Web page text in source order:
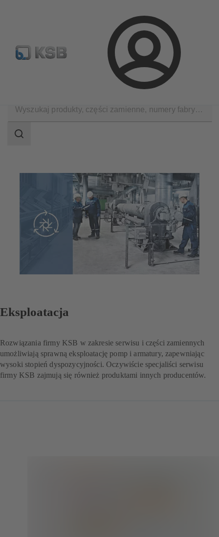
Login
Wyszukiwanie części zamiennych Konfiguracja produktu
wyszukiwania
Zakres
Eksploatacja
Rozwiązania firmy KSB w zakresie serwisu i części zamiennych
umożliwiają sprawną eksploatację pomp i armatury, zapewniając
wysoki stopień dyspozycyjności. Oczywiście specjaliści serwisu
firmy KSB zajmują się również produktami innych producentów.